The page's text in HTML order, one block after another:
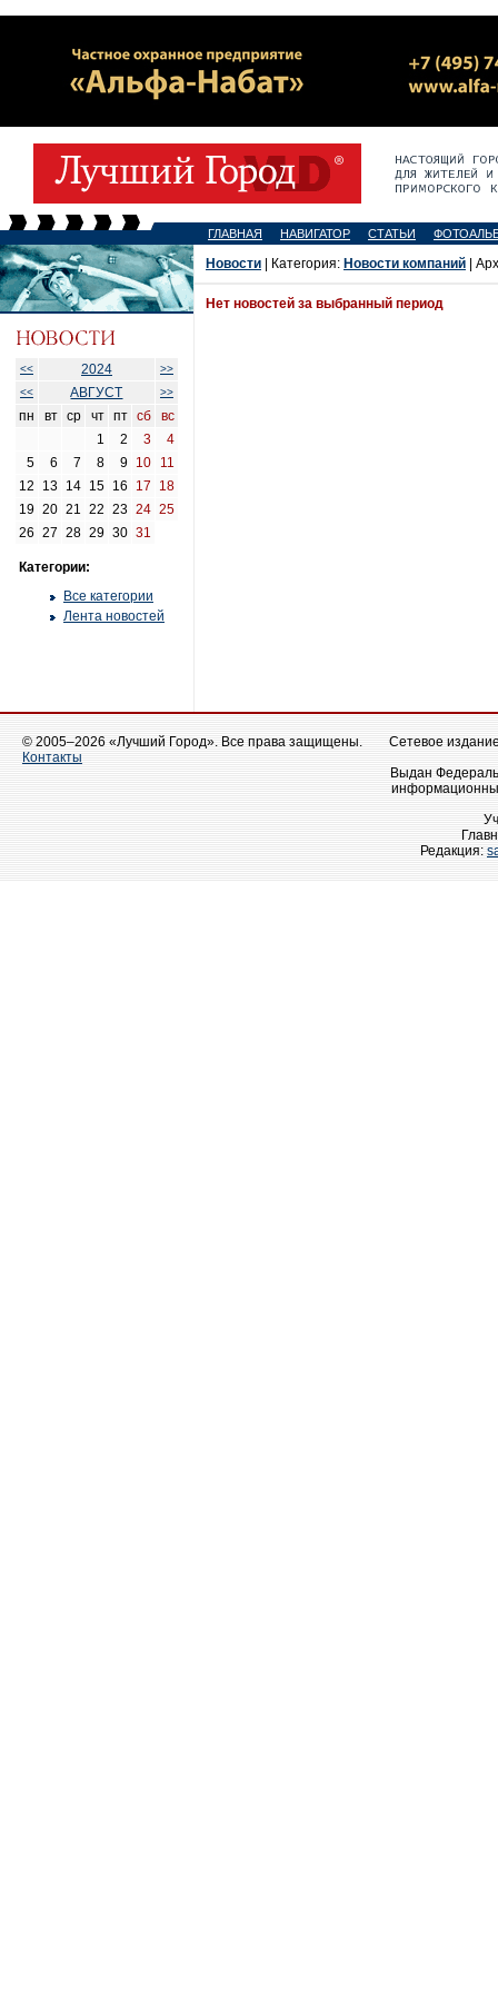
ГЛАВНАЯ НАВИГАТОР СТАТЬИ
<< 2024
>>
<<
АВГУСТ >>
пн вт ср чт пт сб
вс
1
2 3
4
5
6 7 8 9 10
11
12
13 14 15 16 17
18
19 20 21 22 23 24 25
26 27 28 29 30 31
Категории:
Все категории
Лента новостей
Новости | Категория: Новости компаний |
Нет новостей за выбранный период
© 2005–2026 «Лучший Город». Все права защищены.
Контакты
Сетевое
Выдан
Редакция: